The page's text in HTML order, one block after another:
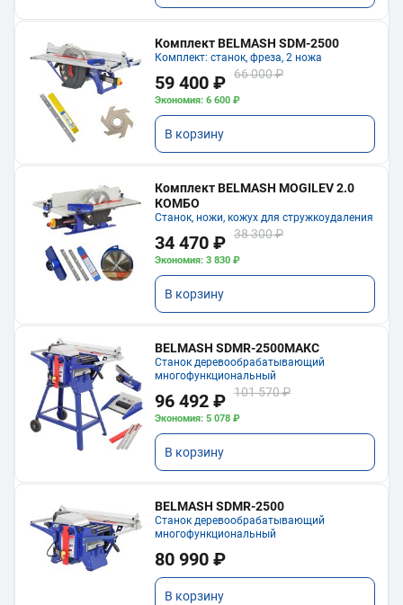
Комплект BELMASH SDM-2500
Комплект: станок, фреза, 2 ножа
59 400 ₽ 66 000 ₽
Экономия: 6 600 ₽
В корзину
Комплект BELMASH MOGILEV 2.0
КОМБО
Станок, ножи, кожух для стружкоудаления
34 470 ₽ 38 300 ₽
Экономия: 3 830 ₽
В корзину
BELMASH SDMR-2500МАКС
Станок деревообрабатывающий
многофункциональный
96 492 ₽ 101 570 ₽
Экономия: 5 078 ₽
В корзину
BELMASH SDMR-2500
Станок деревообрабатывающий
многофункциональный
80 990 ₽
В корзину